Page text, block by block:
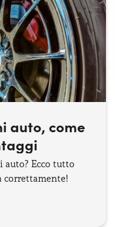
auto, come
auto? Ecco tutto
correttamente!